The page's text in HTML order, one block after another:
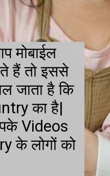
मोबाईल
हैं तो इससे
जाता है कि
का है|
Videos
के लोगों को